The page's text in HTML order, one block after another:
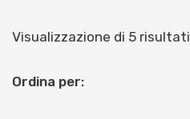
INSACCATI
Visualizzazione di 5 risultati
Ordina per: